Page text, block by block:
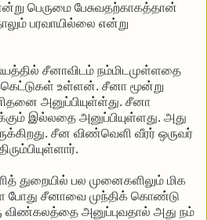
பெருமை பேசுவதற்காகத்தான்
பரவாயில்லை என்று
சீனாவிடம் நம்மிடமுள்ளதை
உள்ளன். சீனா மூன்று
அனுப்பியுள்ள்து. சீனா
இல்லதை அனுப்பியுள்ளது. அது
சீன விண்வெளி வீரர் ஒருவர்
துறையில் பல முனைகளிலும் மிக
போது சீனாவை முந்திக் கொண்டு
விண்கலத்தை அனுப்புவதால் அது நம்